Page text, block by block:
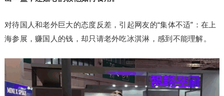
对待国人和老外巨大的态度反差，引起网友的“集体不适”：在上
海参展，赚国人的钱，却只请老外吃冰淇淋，感到不能理解。